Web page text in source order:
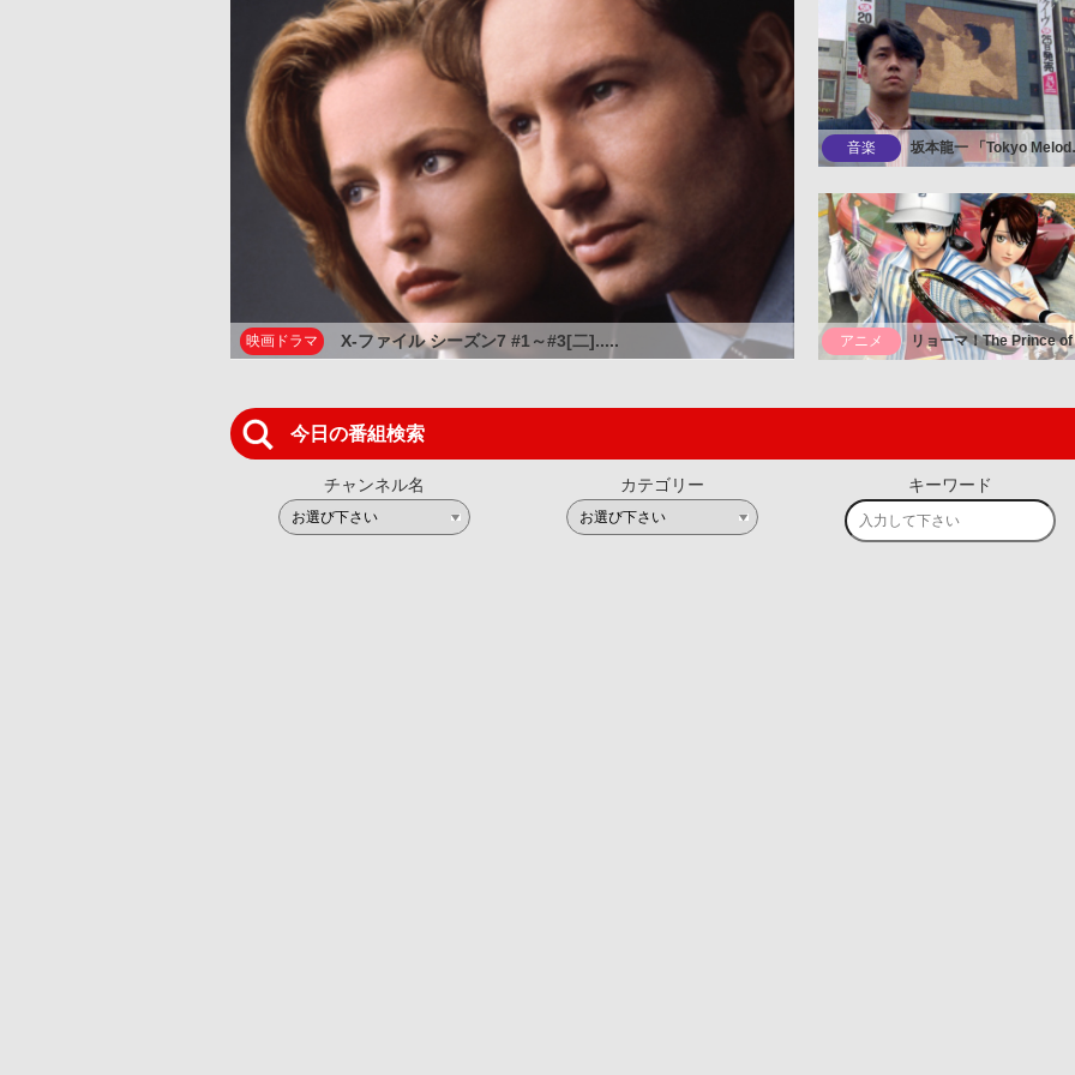
映画ドラマ X-ファイル シーズン7 #1～#3[二].....
音楽 坂本龍
アニメ
今日の番組検索
チャンネル名 カテゴリー キーワード